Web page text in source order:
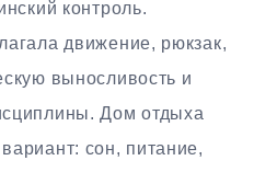
контроль.
движение, рюкзак,
выносливость и
Дом отдыха
сон, питание,